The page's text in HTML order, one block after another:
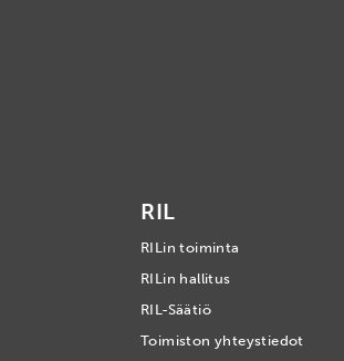
RIL
RILin toiminta
RILin hallitus
RIL-Säätiö
Toimiston yhteystiedot